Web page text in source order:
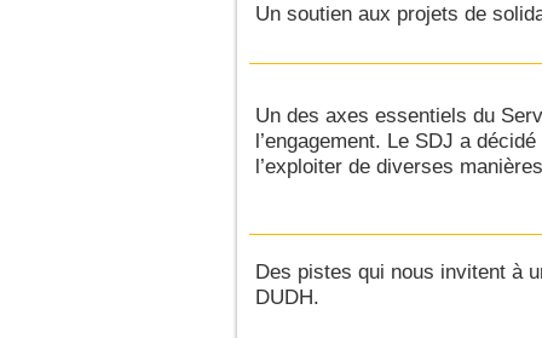
Un soutien aux projets de
Un des axes essentiels du
l’engagement. Le SDJ a
l’exploiter de diverses
Des pistes qui nous invitent à
DUDH.